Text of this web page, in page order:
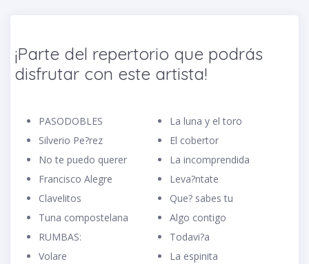
¡Parte del repertorio que podrás
disfrutar con este artista!
PASODOBLES
Silverio Pe?rez
No te puedo querer
Francisco Alegre
Clavelitos
Tuna compostelana
RUMBAS:
Volare
La luna y el toro
El cobertor
La incomprendida
Leva?ntate
Que? sabes tu
Algo contigo
Todavi?a
La espinita